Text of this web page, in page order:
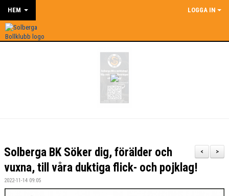
HEM LOGGA IN
>
<
Solberga BK Söker dig, förälder och
vuxna, till våra duktiga flick- och pojklag!
2022-11-14 09:05